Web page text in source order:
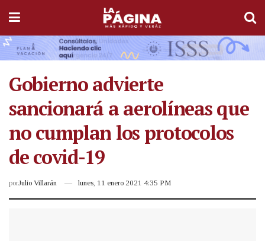
Gobierno advierte
sancionará a aerolíneas que
no cumplan los protocolos
de covid-19
porJulio Villarán lunes, 11 enero 2021 4:35 PM